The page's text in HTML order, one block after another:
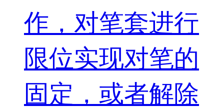
作，对笔套进行
限位实现对笔的
固定，或者解除